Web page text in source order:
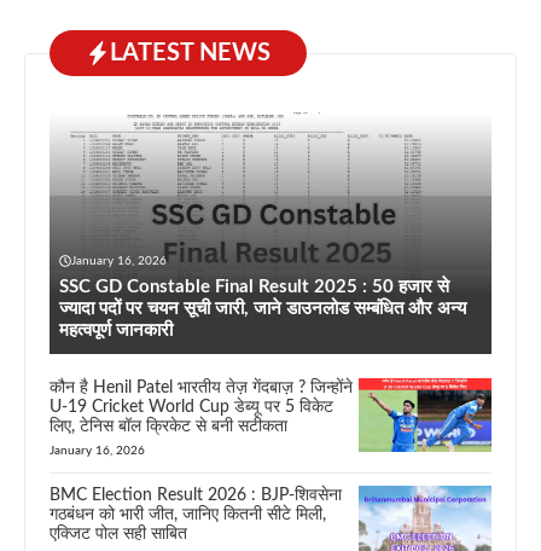
LATEST NEWS
January 16, 2026
SSC GD Constable Final Result 2025 : 50 हजार से
ज्यादा पदों पर चयन सूची जारी, जाने डाउनलोड सम्बंधित और अन्य
महत्वपूर्ण जानकारी
कौन है Henil Patel भारतीय तेज़ गेंदबाज़ ? जिन्होंने
U-19 Cricket World Cup डेब्यू पर 5 विकेट
लिए, टेनिस बॉल क्रिकेट से बनी सटीकता
January 16, 2026
BMC Election Result 2026 : BJP-शिवसेना
गठबंधन को भारी जीत, जानिए कितनी सीटे मिली,
एक्जिट पोल सही साबित